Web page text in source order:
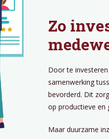
Zo
Door te
samenwerking
bevorderd. Dit
op productieve en
Maar duurzame